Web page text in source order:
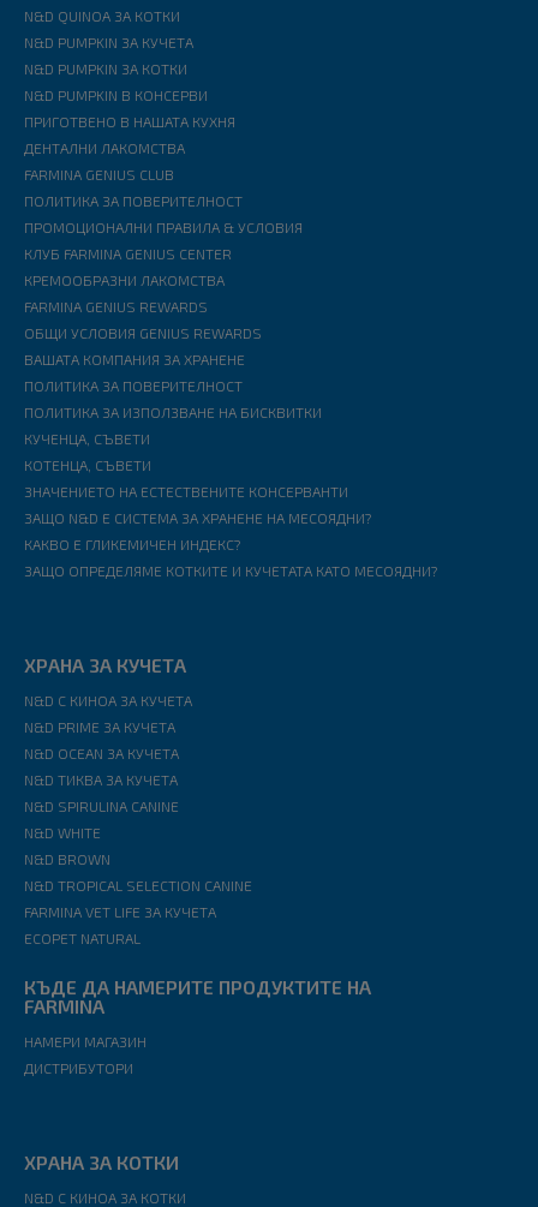
N&D QUINOA ЗА КОТКИ
N&D PUMPKIN ЗА КУЧЕТА
N&D PUMPKIN ЗА КОТКИ
N&D PUMPKIN В КОНСЕРВИ
ПРИГОТВЕНО В НАШАТА КУХНЯ
ДЕНТАЛНИ ЛАКОМСТВА
FARMINA GENIUS CLUB
ПОЛИТИКА ЗА ПОВЕРИТЕЛНОСТ
ПРОМОЦИОНАЛНИ ПРАВИЛА & УСЛОВИЯ
КЛУБ FARMINA GENIUS CENTER
КРЕМООБРАЗНИ ЛАКОМСТВА
FARMINA GENIUS REWARDS
ОБЩИ УСЛОВИЯ GENIUS REWARDS
ВАШАТА КОМПАНИЯ ЗА ХРАНЕНЕ
ПОЛИТИКА ЗА ПОВЕРИТЕЛНОСТ
ПОЛИТИКА ЗА ИЗПОЛЗВАНЕ НА БИСКВИТКИ
КУЧЕНЦА, СЪВЕТИ
КОТЕНЦА, СЪВЕТИ
ЗНАЧЕНИЕТО НА ЕСТЕСТВЕНИТЕ КОНСЕРВАНТИ
ЗАЩО N&D Е СИСТЕМА ЗА ХРАНЕНЕ НА МЕСОЯДНИ?
КАКВО Е ГЛИКЕМИЧЕН ИНДЕКС?
ЗАЩО ОПРЕДЕЛЯМЕ КОТКИТЕ И КУЧЕТАТА КАТО МЕСОЯДНИ?
ХРАНА ЗА КУЧЕТА
N&D С КИНОА ЗА КУЧЕТА
N&D PRIME ЗА КУЧЕТА
N&D OCEAN ЗА КУЧЕТА
N&D ТИКВА ЗА КУЧЕТА
N&D SPIRULINA CANINE
N&D WHITE
N&D BROWN
N&D TROPICAL SELECTION CANINE
FARMINA VET LIFE ЗА КУЧЕТА
ECOPET NATURAL
КЪДЕ ДА НАМЕРИТЕ ПРОДУКТИТЕ НА
FARMINA
НАМЕРИ МАГАЗИН
ДИСТРИБУТОРИ
ХРАНА ЗА КОТКИ
N&D С КИНОА ЗА КОТКИ